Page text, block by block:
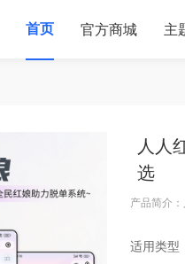
首页 官方商城 主
人人
选
产品简介
适用类型